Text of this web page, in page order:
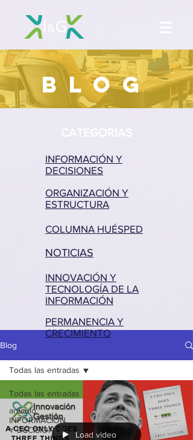
BLOG
Blog
Todas las entradas
articulo
INFORMACIÓN
Y DECISIONES
Todas las entradas
Load video
CATEGORIAS
INFORMACIÓN Y
DECISIONES
ORGANIZACIÓN Y
ESTRUCTURA
COLUMNA HUÉSPED
NOTICIAS
INNOVACIÓN Y
TECNOLOGÍA DE LA
INFORMACIÓN
PERMANENCIA Y
CRECIMIENTO